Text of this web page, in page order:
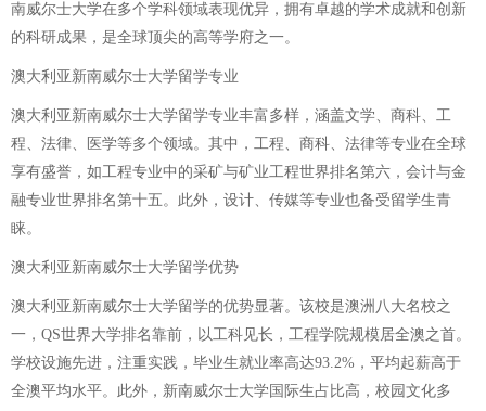
南威尔士大学在多个学科领域表现优异，拥有卓越的学术成就和创新
的科研成果，是全球顶尖的高等学府之一。
澳大利亚新南威尔士大学留学专业
澳大利亚新南威尔士大学留学专业丰富多样，涵盖文学、商科、工
程、法律、医学等多个领域。其中，工程、商科、法律等专业在全球
享有盛誉，如工程专业中的采矿与矿业工程世界排名第六，会计与金
融专业世界排名第十五。此外，设计、传媒等专业也备受留学生青
睐。
澳大利亚新南威尔士大学留学优势
澳大利亚新南威尔士大学留学的优势显著。该校是澳洲八大名校之
一，QS世界大学排名靠前，以工科见长，工程学院规模居全澳之首。
学校设施先进，注重实践，毕业生就业率高达93.2%，平均起薪高于
全澳平均水平。此外，新南威尔士大学国际生占比高，校园文化多